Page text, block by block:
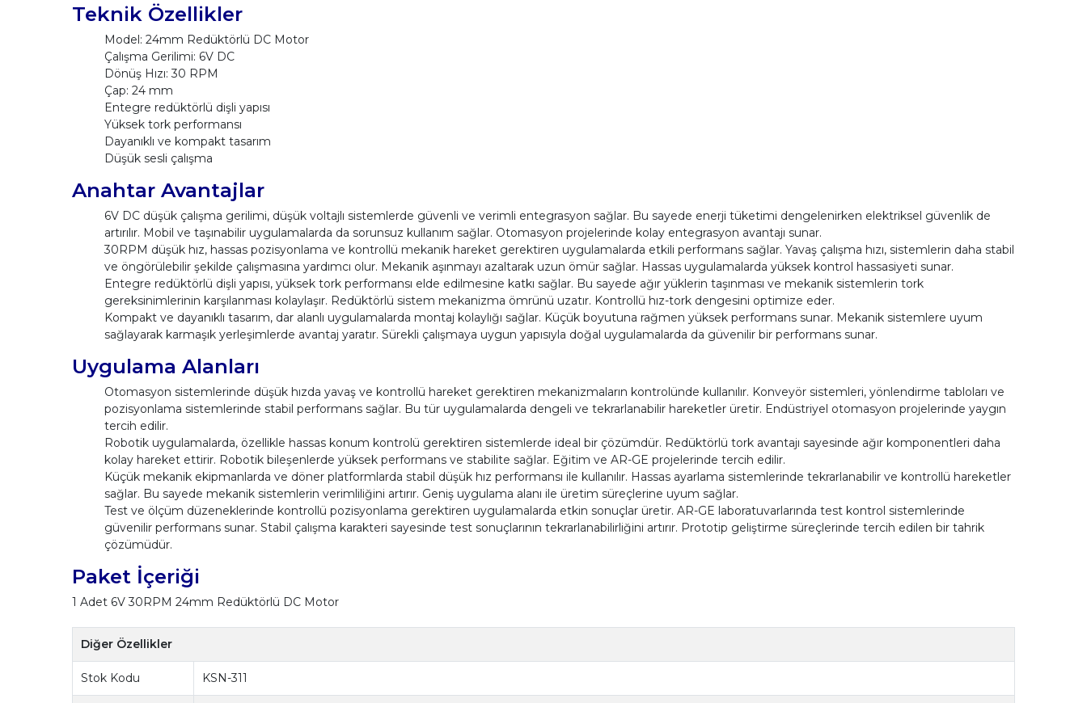
Teknik Özellikler
Model: 24mm Redüktörlü DC Motor
Çalışma Gerilimi: 6V DC
Dönüş Hızı: 30 RPM
Çap: 24 mm
Entegre redüktörlü dişli yapısı
Yüksek tork performansı
Dayanıklı ve kompakt tasarım
Düşük sesli çalışma
Anahtar Avantajlar
6V DC düşük çalışma gerilimi, düşük voltajlı sistemlerde güvenli ve verimli entegrasyon sağlar. Bu sayede enerji tüketimi dengelenirken elektriksel güvenlik de
artırılır. Mobil ve taşınabilir uygulamalarda da sorunsuz kullanım sağlar. Otomasyon projelerinde kolay entegrasyon avantajı sunar.
30RPM düşük hız, hassas pozisyonlama ve kontrollü mekanik hareket gerektiren uygulamalarda etkili performans sağlar. Yavaş çalışma hızı, sistemlerin daha stabil
ve öngörülebilir şekilde çalışmasına yardımcı olur. Mekanik aşınmayı azaltarak uzun ömür sağlar. Hassas uygulamalarda yüksek kontrol hassasiyeti sunar.
Entegre redüktörlü dişli yapısı, yüksek tork performansı elde edilmesine katkı sağlar. Bu sayede ağır yüklerin taşınması ve mekanik sistemlerin tork
gereksinimlerinin karşılanması kolaylaşır. Redüktörlü sistem mekanizma ömrünü uzatır. Kontrollü hız-tork dengesini optimize eder.
Kompakt ve dayanıklı tasarım, dar alanlı uygulamalarda montaj kolaylığı sağlar. Küçük boyutuna rağmen yüksek performans sunar. Mekanik sistemlere uyum
sağlayarak karmaşık yerleşimlerde avantaj yaratır. Sürekli çalışmaya uygun yapısıyla doğal uygulamalarda da güvenilir bir performans sunar.
Uygulama Alanları
Otomasyon sistemlerinde düşük hızda yavaş ve kontrollü hareket gerektiren mekanizmaların kontrolünde kullanılır. Konveyör sistemleri, yönlendirme tabloları ve
pozisyonlama sistemlerinde stabil performans sağlar. Bu tür uygulamalarda dengeli ve tekrarlanabilir hareketler üretir. Endüstriyel otomasyon projelerinde yaygın
tercih edilir.
Robotik uygulamalarda, özellikle hassas konum kontrolü gerektiren sistemlerde ideal bir çözümdür. Redüktörlü tork avantajı sayesinde ağır komponentleri daha
kolay hareket ettirir. Robotik bileşenlerde yüksek performans ve stabilite sağlar. Eğitim ve AR-GE projelerinde tercih edilir.
Küçük mekanik ekipmanlarda ve döner platformlarda stabil düşük hız performansı ile kullanılır. Hassas ayarlama sistemlerinde tekrarlanabilir ve kontrollü hareketler
sağlar. Bu sayede mekanik sistemlerin verimliliğini artırır. Geniş uygulama alanı ile üretim süreçlerine uyum sağlar.
Test ve ölçüm düzeneklerinde kontrollü pozisyonlama gerektiren uygulamalarda etkin sonuçlar üretir. AR-GE laboratuvarlarında test kontrol sistemlerinde
güvenilir performans sunar. Stabil çalışma karakteri sayesinde test sonuçlarının tekrarlanabilirliğini artırır. Prototip geliştirme süreçlerinde tercih edilen bir tahrik
çözümüdür.
Paket İçeriği
1 Adet 6V 30RPM 24mm Redüktörlü DC Motor
Diğer Özellikler
Stok Kodu KSN-311